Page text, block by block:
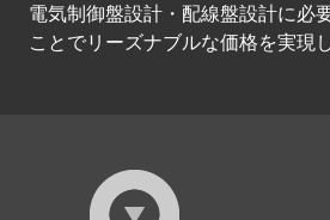
電気制御盤設計・配線盤設計に必
ことでリーズナブルな価格を実現